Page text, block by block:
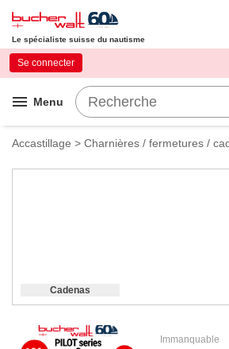
Le spécialiste suisse du nautisme
menu Menu
Se connecter
Accastillage > Charnières / fermetures /
Cadenas
Immanquable